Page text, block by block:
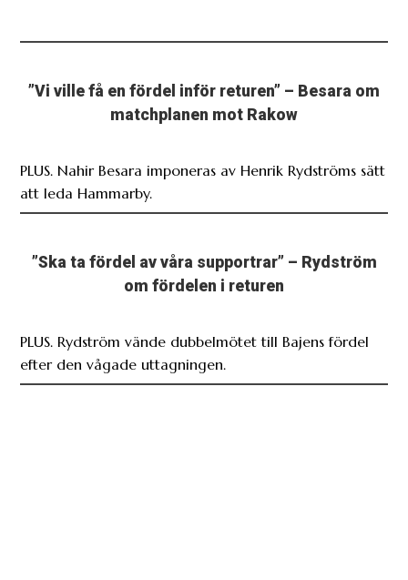
”Vi ville få en fördel inför returen” – Besara om
matchplanen mot Rakow
PLUS. Nahir Besara imponeras av Henrik Rydströms sätt
att leda Hammarby.
”Ska ta fördel av våra supportrar” – Rydström
om fördelen i returen
PLUS. Rydström vände dubbelmötet till Bajens fördel
efter den vågade uttagningen.